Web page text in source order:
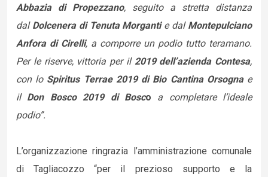
Abbazia di Propezzano, seguito a stretta distanza
dal Dolcenera di Tenuta Morgantie dal Montepulciano
Anfora di Cirelli, a comporre un podio tutto teramano.
Per le riserve, vittoria per il 2019 dell’azienda Contesa,
con lo Spiritus Terrae 2019 di Bio Cantina Orsognae
il Don Bosco 2019 di Bosco
a completare l’ideale
podio”.
L’organizzazione ringrazia l’amministrazione comunale
di Tagliacozzo “per il prezioso supporto e la